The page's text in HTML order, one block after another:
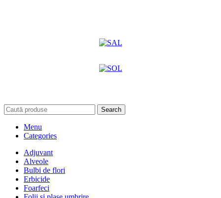
Search
Menu
Categories
Adjuvant
Alveole
Bulbi de flori
Erbicide
Foarfeci